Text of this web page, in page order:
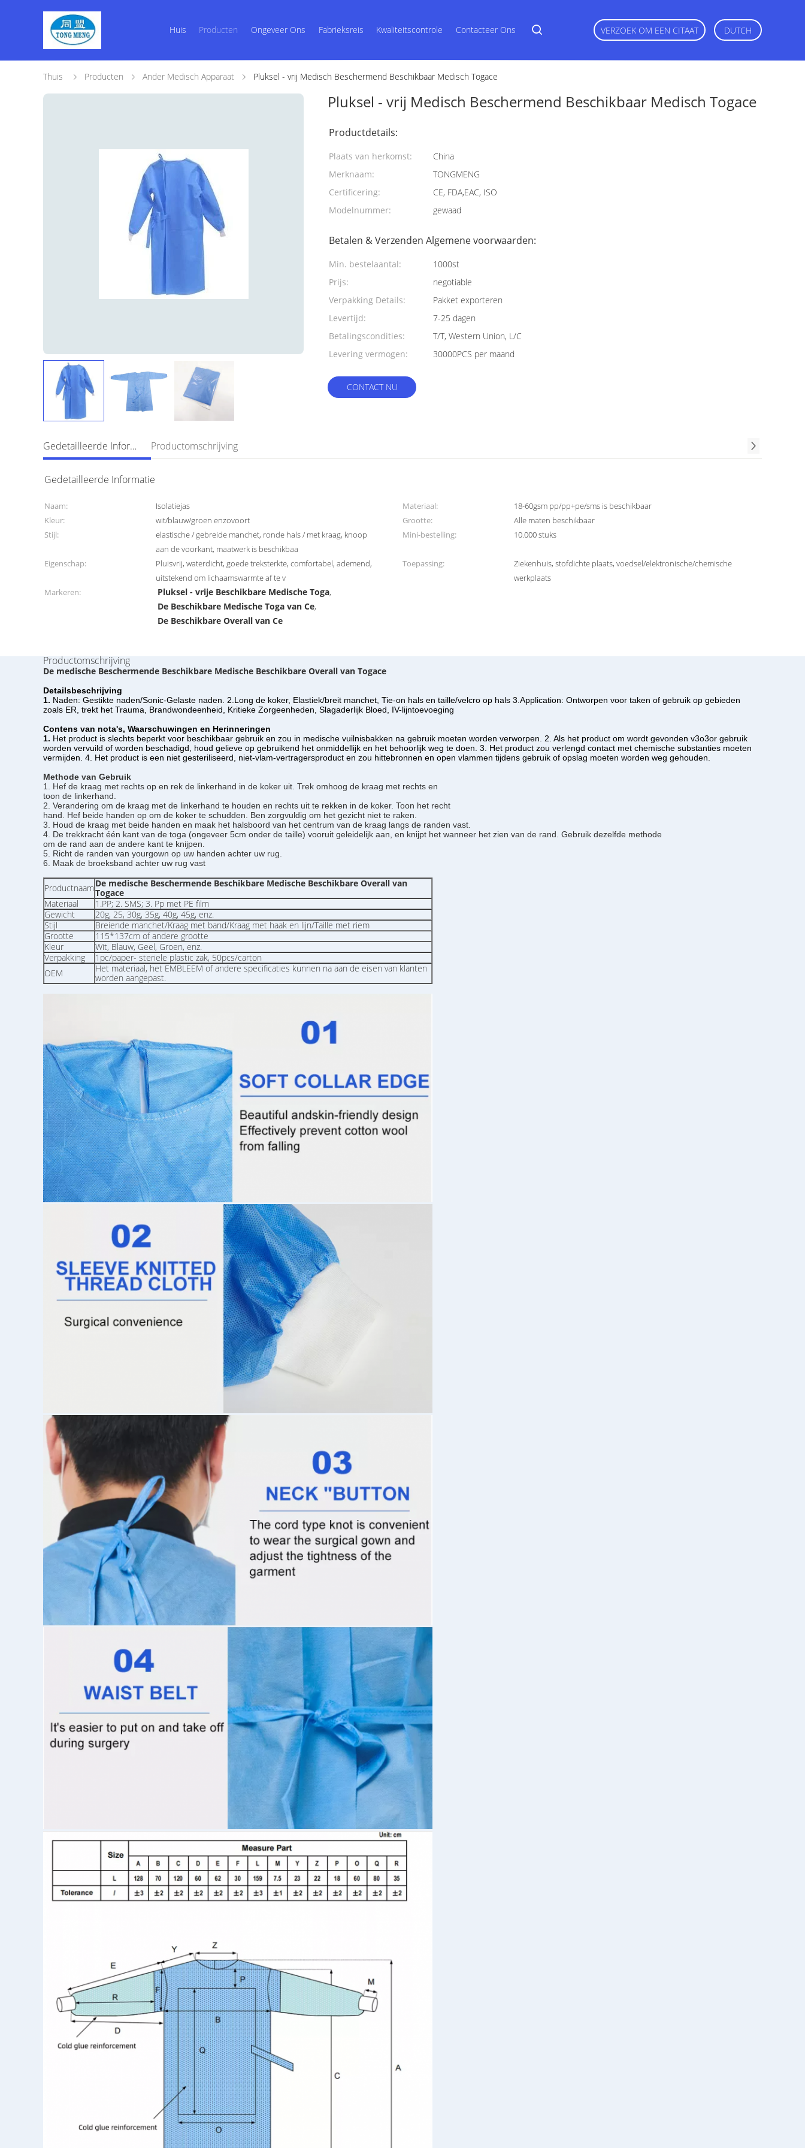
Huis Producten Ongeveer Ons Fabrieksreis Kwaliteitscontrole Contacteer Ons VERZOEK OM EEN CITAAT DUTCH
Thuis Producten Ander Medisch Apparaat Pluksel - vrij Medisch Beschermend Beschikbaar Medisch Togace
Pluksel - vrij Medisch Beschermend Beschikbaar Medisch Togace
Productdetails:
Plaats van herkomst:
China
Merknaam:
TONGMENG
Certificering:
CE, FDA,EAC, ISO
Modelnummer:
gewaad
Betalen & Verzenden Algemene voorwaarden:
Min. bestelaantal:
1000st
Prijs:
negotiable
Verpakking Details:
Pakket exporteren
Levertijd:
7-25 dagen
Betalingscondities:
T/T, Western Union, L/C
Levering vermogen:
30000PCS per maand
CONTACT NU
Gedetailleerde Informatie Productomschrijving
Gedetailleerde Informatie
Naam: Isolatiejas Materiaal:
18-60gsm pp/pp+pe/sms is beschikbaar
Kleur:
wit/blauw/groen enzovoort Grootte:
Alle maten beschikbaar
Stijl:
elastische / gebreide manchet, ronde hals / met kraag, knoop
aan de voorkant, maatwerk is beschikbaa
Mini-bestelling: 10.000 stuks
Eigenschap:
Pluisvrij, waterdicht, goede treksterkte, comfortabel, ademend,
uitstekend om lichaamswarmte af te v
Toepassing:
Ziekenhuis, stofdichte plaats, voedsel/elektronische/chemische
werkplaats
Markeren:
Pluksel - vrije Beschikbare Medische Toga,
De Beschikbare Medische Toga van Ce,
De Beschikbare Overall van Ce
Productomschrijving
De medische Beschermende Beschikbare Medische Beschikbare Overall van Togace
Detailsbeschrijving
1. Naden: Gestikte naden/Sonic-Gelaste naden. 2.Long de koker, Elastiek/breit manchet, Tie-on hals en taille/velcro op hals 3.Application: Ontworpen voor taken of gebruik op gebieden
zoals ER, trekt het Trauma, Brandwondeenheid, Kritieke Zorgeenheden, Slagaderlijk Bloed, IV-lijntoevoeging
Contens van nota's, Waarschuwingen en Herinneringen
1. Het product is slechts beperkt voor beschikbaar gebruik en zou in medische vuilnisbakken na gebruik moeten worden verworpen. 2. Als het product om wordt gevonden v3o3or gebruik
worden vervuild of worden beschadigd, houd gelieve op gebruikend het onmiddellijk en het behoorlijk weg te doen. 3. Het product zou verlengd contact met chemische substanties moeten
vermijden. 4. Het product is een niet gesteriliseerd, niet-vlam-vertragersproduct en zou hittebronnen en open vlammen tijdens gebruik of opslag moeten worden weg gehouden.
Methode van Gebruik
1. Hef de kraag met rechts op en rek de linkerhand in de koker uit. Trek omhoog de kraag met rechts en
toon de linkerhand.
2. Verandering om de kraag met de linkerhand te houden en rechts uit te rekken in de koker. Toon het recht
hand. Hef beide handen op om de koker te schudden. Ben zorgvuldig om het gezicht niet te raken.
3. Houd de kraag met beide handen en maak het halsboord van het centrum van de kraag langs de randen vast.
4. De trekkracht één kant van de toga (ongeveer 5cm onder de taille) vooruit geleidelijk aan, en knijpt het wanneer het zien van de rand. Gebruik dezelfde methode
om de rand aan de andere kant te knijpen.
5. Richt de randen van yourgown op uw handen achter uw rug.
6. Maak de broeksband achter uw rug vast
ProductnaamDe medische Beschermende Beschikbare Medische Beschikbare Overall van
Togace
Materiaal
1.PP; 2. SMS; 3. Pp met PE film
Gewicht
20g, 25, 30g, 35g, 40g, 45g, enz.
Stijl
Breiende manchet/Kraag met band/Kraag met haak en lijn/Taille met riem
Grootte
115*137cm of andere grootte
Kleur
Wit, Blauw, Geel, Groen, enz.
Verpakking
1pc/paper- steriele plastic zak, 50pcs/carton
OEM
Het materiaal, het EMBLEEM of andere specificaties kunnen na aan de eisen van klanten
worden aangepast.